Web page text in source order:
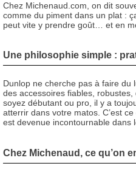
Chez Michenaud.com, on dit
comme du piment dans un plat :
peut vite y prendre goût… et en
Une philosophie simple :
Dunlop ne cherche pas à faire du
des accessoires fiables,
soyez débutant ou pro, il y a
atterrir dans votre matos. C’est
est devenue incontournable dans
Chez Michenaud, ce qu’on